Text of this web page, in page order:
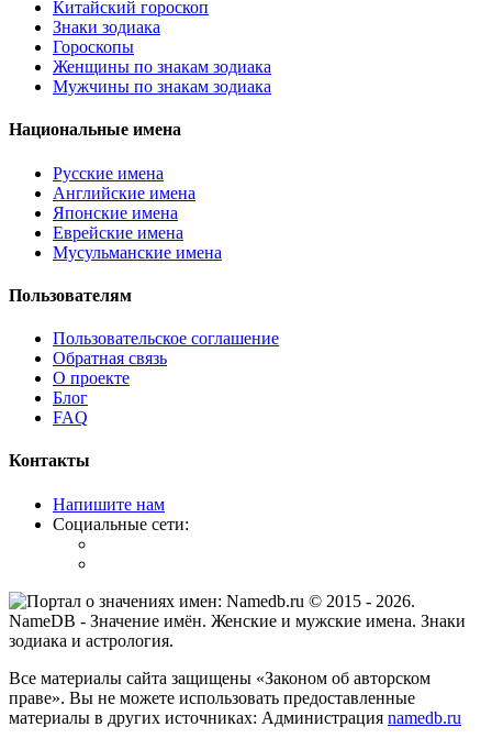
Китайский гороскоп
Знаки зодиака
Гороскопы
Женщины по знакам зодиака
Мужчины по знакам зодиака
Национальные имена
Русские имена
Английские имена
Японские имена
Еврейские имена
Мусульманские имена
Пользователям
Пользовательское соглашение
Обратная связь
О проекте
Блог
FAQ
Контакты
Напишите нам
Социальные сети:
© 2015 - 2026.
NameDB - Значение имён. Женские и мужские имена. Знаки
зодиака и астрология.
Все материалы сайта защищены «Законом об авторском
праве». Вы не можете использовать предоставленные
материалы в других источниках: Администрация namedb.ru